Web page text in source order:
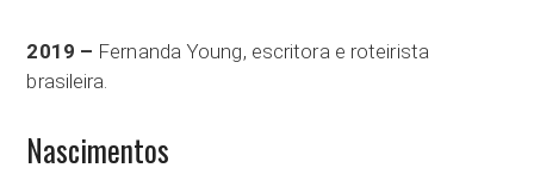
2019 – Fernanda Young, escritora e roteirista
brasileira.
Nascimentos